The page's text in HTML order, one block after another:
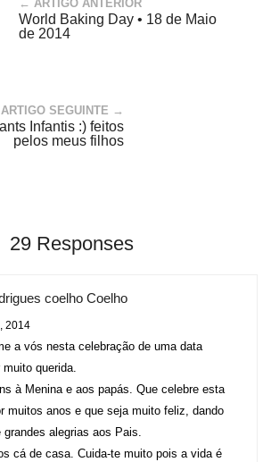
← ARTIGO ANTERIOR
World Baking Day • 18 de Maio
de 2014
ARTIGO SEGUINTE →
Infantis :) feitos
pelos meus filhos
29 Responses
coelho Coelho
2014
a vós nesta celebração de uma data
muito querida.
à Menina e aos papás. Que celebre esta
muitos anos e que seja muito feliz, dando
grandes alegrias aos Pais.
cá de casa. Cuida-te muito pois a vida é